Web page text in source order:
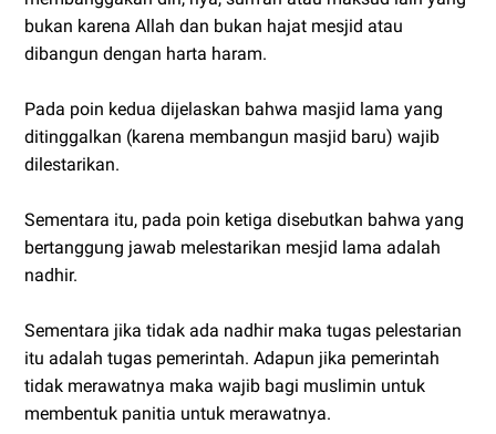
bukan karena Allah dan bukan hajat mesjid atau
dibangun dengan harta haram.
Pada poin kedua dijelaskan bahwa masjid lama yang
ditinggalkan (karena membangun masjid baru) wajib
dilestarikan.
Sementara itu, pada poin ketiga disebutkan bahwa yang
bertanggung jawab melestarikan mesjid lama adalah
nadhir.
Sementara jika tidak ada nadhir maka tugas pelestarian
itu adalah tugas pemerintah. Adapun jika pemerintah
tidak merawatnya maka wajib bagi muslimin untuk
membentuk panitia untuk merawatnya.